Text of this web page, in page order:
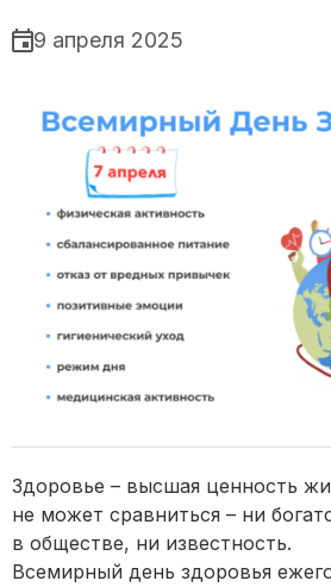
9 апреля 2025
Здоровье – высшая ценность
не может сравниться – ни
в обществе, ни известность.
Всемирный день здоровья